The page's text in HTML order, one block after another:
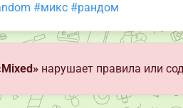
#микс #рандом
нарушает правила или